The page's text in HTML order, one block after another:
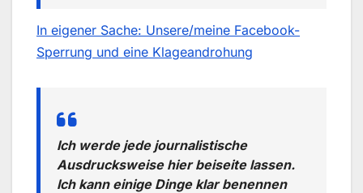
In eigener Sache: Unsere/meine Facebook-
Sperrung und eine Klageandrohung
Ich werde jede journalistische
Ausdrucksweise hier beiseite lassen.
Ich kann einige Dinge klar benennen